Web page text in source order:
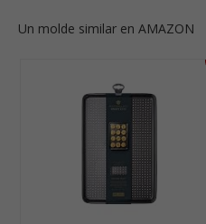
Un molde similar en AMAZON